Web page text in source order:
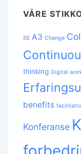
VÅRE
5S A3 Change
thinking Digital
benefits
Konferanse